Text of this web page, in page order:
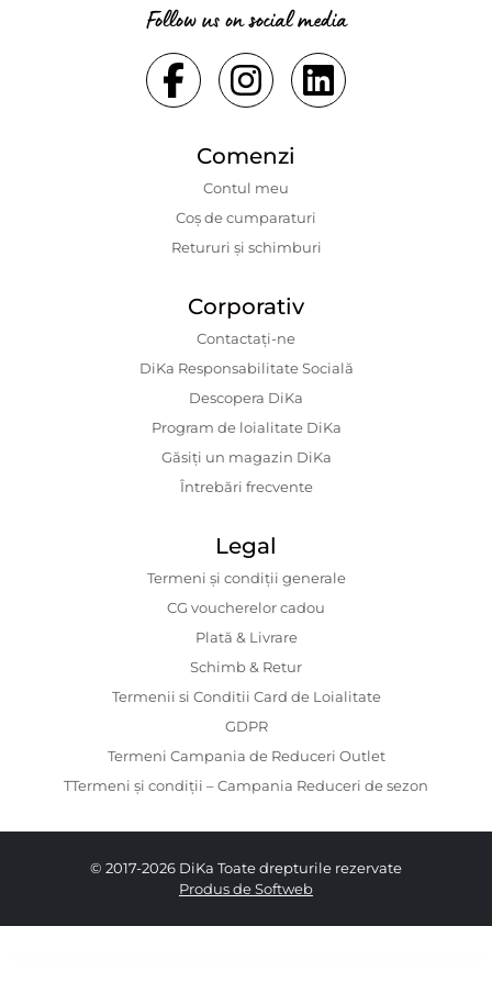
Follow us on social media
Comenzi
Contul meu
Coș de cumparaturi
Retururi și schimburi
Corporativ
Contactaţi-ne
DiKa Responsabilitate Socială
Descopera DiKa
Program de loialitate DiKa
Găsiți un magazin DiKa
Întrebări frecvente
Legal
Termeni și condiții generale
CG voucherelor cadou
Plată & Livrare
Schimb & Retur
Termenii si Conditii Card de Loialitate
GDPR
Termeni Campania de Reduceri Outlet
TTermeni și condiții – Campania Reduceri de sezon
© 2017-2026 DiKa Toate drepturile rezervate
Produs de Softweb